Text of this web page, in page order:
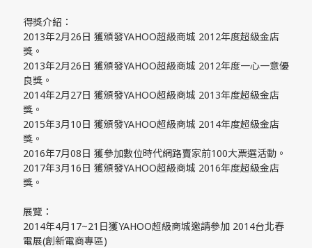
得獎介紹：
2013年2月26日 獲頒發YAHOO超級商城 2012年度超級金店
獎。
2013年2月26日 獲頒發YAHOO超級商城 2012年度一心一意優
良獎。
2014年2月27日 獲頒發YAHOO超級商城 2013年度超級金店
獎。
2015年3月10日 獲頒發YAHOO超級商城 2014年度超級金店
獎。
2016年7月08日 獲參加數位時代網路賣家前100大票選活動。
2017年3月16日 獲頒發YAHOO超級商城 2016年度超級金店
獎。
展覽：
2014年4月17~21日獲YAHOO超級商城邀請參加 2014台北春
電展(創新電商專區)